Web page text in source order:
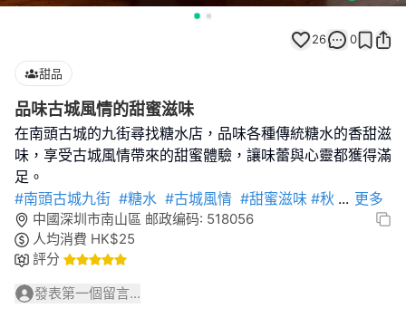
26 0
甜品
品味古城風情的甜蜜滋味
在南頭古城的九街尋找糖水店，品味各種傳統糖水的香甜滋
味，享受古城風情帶來的甜蜜體驗，讓味蕾與心靈都獲得滿
#南頭古城九街 #糖水 #古城風情 #甜蜜滋味 #秋 ... 更多
中國深圳市南山區 邮政编码: 518056
人均消費 HK$25
評分
發表第一個留言...